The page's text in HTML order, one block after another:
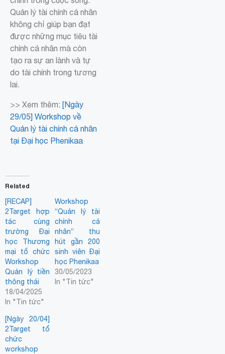
Quản lý tài chính cá nhân
không chỉ giúp bạn đạt
được những mục tiêu tài
chính cá nhân mà còn
tạo ra sự an lành và tự
do tài chính trong tương
lai.
>> Xem thêm: [Ngày
29/05] Workshop về
Quản lý tài chính cá nhân
tại Đại học Phenikaa
Related
[RECAP]
2Target hợp
tác cùng
trường Đại
học Thương
mại tổ chức
Workshop
Quản lý tiền
thông thái
18/04/2025
In "Tin tức"
Workshop
“Quản lý tài
chính cá
nhân” thu
hút gần 200
sinh viên Đại
học Phenikaa
30/05/2023
In "Tin tức"
[Ngày 20/04]
2Target tổ
chức
workshop